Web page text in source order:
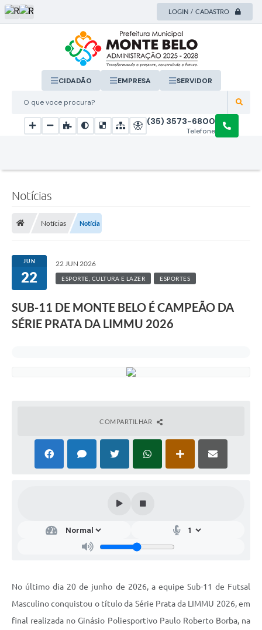
LOGIN / CADASTRO
O que voce procura?
CIDADÃO EMPRESA SERVIDOR
Telefone
(35) 3573-6800
Notícias
Notícias Notícia
JUN
22
22 JUN 2026
ESPORTE, CULTURA E LAZER ESPORTES
SUB-11 DE MONTE BELO É CAMPEÃO DA
SÉRIE PRATA DA LIMMU 2026
COMPARTILHAR
No último dia 20 de junho de 2026, a equipe Sub-11 de Futsal
Masculino conquistou o título da Série Prata da LIMMU 2026, em
final realizada no Ginásio Poliesportivo Paulo Roberto Borba, na